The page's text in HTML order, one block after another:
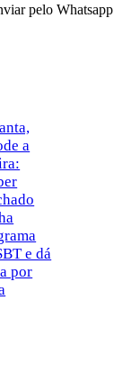
pelo Whatsapp
a
e dá
por